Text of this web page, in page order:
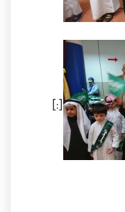
[:]